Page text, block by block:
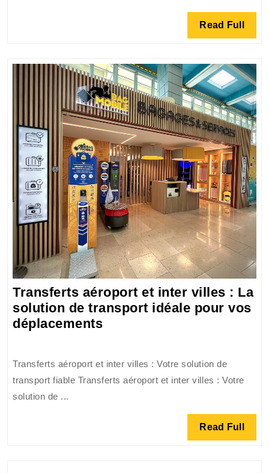
des
chauffeurs
et
des
passagers
Read Full Read
Full
Transferts aéroport et inter villes : La
solution de transport idéale pour vos
déplacementsTransferts
inter
villes
Transferts aéroport et inter villes : Votre solution de
transport fiable Transferts aéroport et inter villes : Votre
solution de ...
Read Full Read
Full